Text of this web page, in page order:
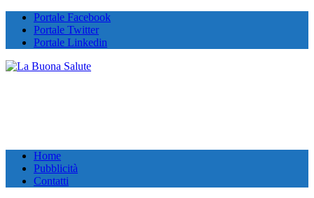
Portale Facebook
Portale Twitter
Portale Linkedin
Home
Pubblicità
Contatti